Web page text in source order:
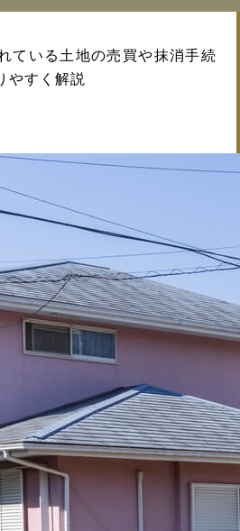
ている土地の売買や抹消手続
やすく解説